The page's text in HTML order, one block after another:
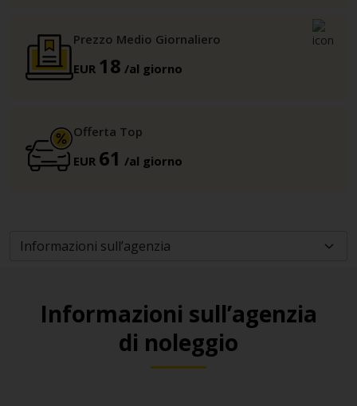
Prezzo Medio Giornaliero
EUR 18 /al giorno
Offerta Top
EUR 61 /al giorno
Informazioni sull’agenzia
di noleggio